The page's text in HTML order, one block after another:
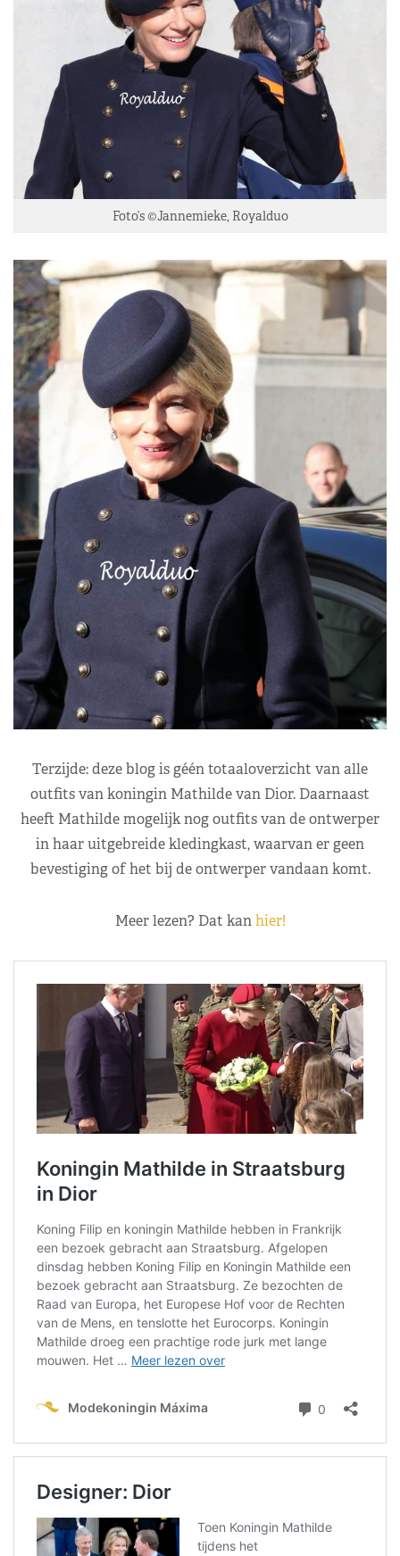
Foto’s ©Jannemieke, Royalduo
Terzijde: deze blog is géén totaaloverzicht van alle
outfits van koningin Mathilde van Dior. Daarnaast
heeft Mathilde mogelijk nog outfits van de ontwerper
in haar uitgebreide kledingkast, waarvan er geen
bevestiging of het bij de ontwerper vandaan komt.
Meer lezen? Dat kanhier!